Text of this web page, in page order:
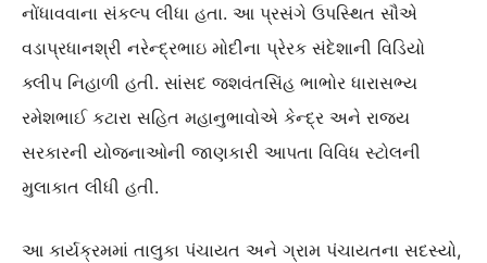
નોંધાવવાના સંકલ્પ લીધા હતા. આ પ્રસંગે ઉપસ્થિત સૌએ
વડાપ્રધાનશ્રી નરેન્દ્રભાઇ મોદીના પ્રેરક સંદેશાની વિડિયો
ક્લીપ નિહાળી હતી. સાંસદ જશવંતસિંહ ભાભોર ધારાસભ્ય
રમેશભાઈ કટારા સહિત મહાનુભાવોએ કેન્દ્ર અને રાજ્ય
સરકારની યોજનાઓની જાણકારી આપતા વિવિધ સ્ટોલની
મુલાકાત લીધી હતી.
આ કાર્યક્રમમાં તાલુકા પંચાયત અને ગ્રામ પંચાયતના સદસ્યો,